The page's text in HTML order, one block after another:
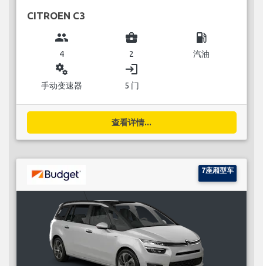
CITROEN C3
group
4
business_center
2
local_gas_station
汽油
miscellaneous_services
手动变速器
login
5 门
查看详情...
7座厢型车